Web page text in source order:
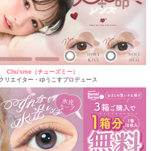
Chu'sme（チューズミー）
リエイター・ゆうこすプロデュース